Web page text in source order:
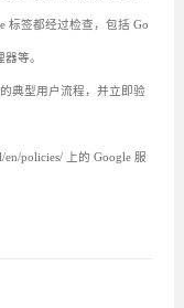
标签都经过检查，包括 Go
等。
典型用户流程，并立即验
policies/ 上的 Google 服